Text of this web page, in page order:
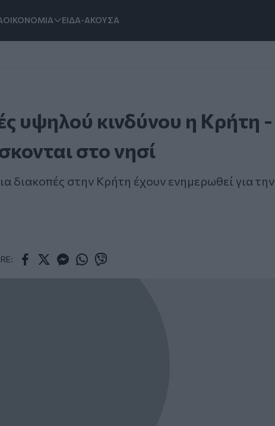
ΟΙΚΟΝΟΜΙΑ ΕΙΔΑ-ΑΚΟΥΣΑ
υψηλού κινδύνου η Κρήτη -
στο νησί
διακοπές στην Κρήτη έχουν ενημερωθεί για την